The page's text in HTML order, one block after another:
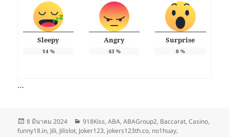
Sleepy
14%
Angry
43 %
Surprise
0%
…
เขียน
เมื่อ
8 มีนาคม 2024
หมวด
หมู่
918Kiss,ABA,ABAGroup2, Baccarat,Casino,
funny18.in, Jili, Jilislot, Joker123, jokers123th.co, no1huay,